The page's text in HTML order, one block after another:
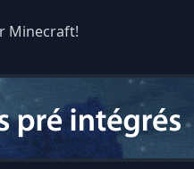
Minecraft!